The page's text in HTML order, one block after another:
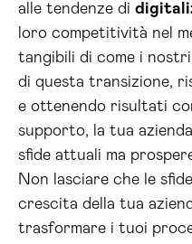
alle tendenze di
loro competitività nel
tangibili di come i
di questa transizione,
e ottenendo risultati
supporto, la tua
sfide attuali ma
Non lasciare che le
crescita della tua
trasformare i tuoi